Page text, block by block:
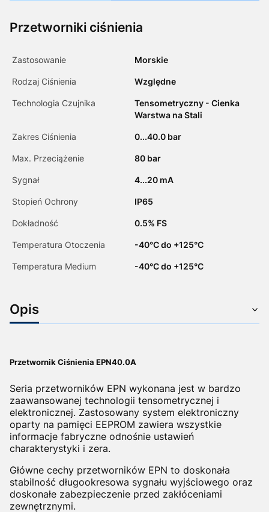
Przetworniki ciśnienia
Zastosowanie Morskie
Rodzaj Ciśnienia Względne
Technologia Czujnika
Tensometryczny - Cienka
Warstwa na Stali
Zakres Ciśnienia 0...40.0 bar
Max. Przeciążenie 80 bar
Sygnał 4...20 mA
Stopień Ochrony IP65
Dokładność 0.5% FS
Temperatura Otoczenia -40°C do +125°C
Temperatura Medium -40°C do +125°C
Opis
Przetwornik Ciśnienia EPN40.0A
Seria przetworników EPN wykonana jest w bardzo
zaawansowanej technologii tensometrycznej i
elektronicznej. Zastosowany system elektroniczny
oparty na pamięci EEPROM zawiera wszystkie
informacje fabryczne odnośnie ustawień
charakterystyki i zera.
Główne cechy przetworników EPN to doskonała
stabilność długookresowa sygnału wyjściowego oraz
doskonałe zabezpieczenie przed zakłóceniami
zewnętrznymi.